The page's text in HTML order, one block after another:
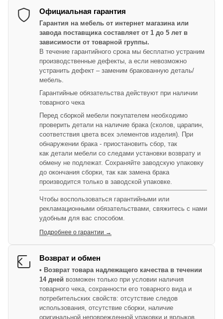
Официальная гарантия
Гарантия на мебель от интернет магазина или
завода поставщика составляет от 1 до 5 лет в
зависимости от товарной группы.
В течение гарантийного срока мы бесплатно устраним
производственные дефекты, а если невозможно
устранить дефект – заменим бракованную деталь/
мебель.
Гарантийные обязательства действуют при наличии
товарного чека
Перед сборкой мебели покупателем необходимо
проверить детали на наличие брака (сколов, царапин,
соответствия цвета всех элементов изделия). При
обнаружении брака - приостановить сбор, так
как детали мебели со следами установки возврату и
обмену не подлежат. Сохраняйте заводскую упаковку
до окончания сборки, так как замена брака
производится только в заводской упаковке.
Чтобы воспользоваться гарантийными или
рекламационными обязательствами, свяжитесь с нами
удобным для вас способом.
Подробнее о гарантии →
Возврат и обмен
• Возврат товара надлежащего качества в течении
14 дней возможен только при условии наличия
товарного чека, сохранности его товарного вида и
потребительских свойств: отсутствие следов
использования, отсутствие сборки, наличие
оригинальной неповрежденной упаковки и ярлыков.